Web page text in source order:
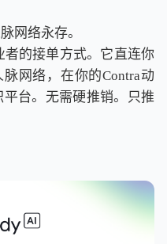
网络永存。
的接单方式。它直连你
网络，在你的Contra动
台。无需硬推销。只推